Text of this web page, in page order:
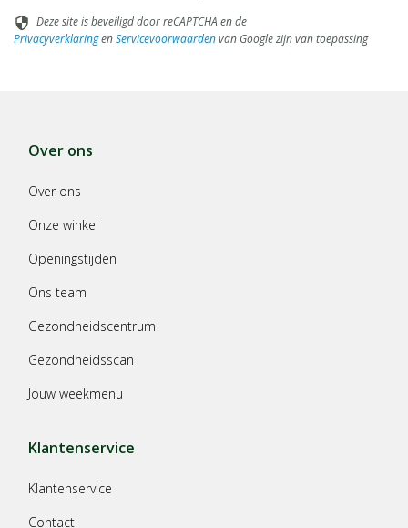
security Deze site is beveiligd door reCAPTCHA en de
PrivacyverklaringenServicevoorwaardenvan Google zijn van toepassing
Over ons
Over ons
Onze winkel
Openingstijden
Ons team
Gezondheidscentrum
Gezondheidsscan
Jouw weekmenu
Klantenservice
Klantenservice
Contact